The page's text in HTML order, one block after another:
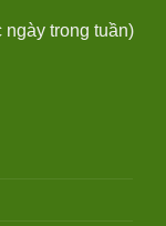
ngày trong tuần)